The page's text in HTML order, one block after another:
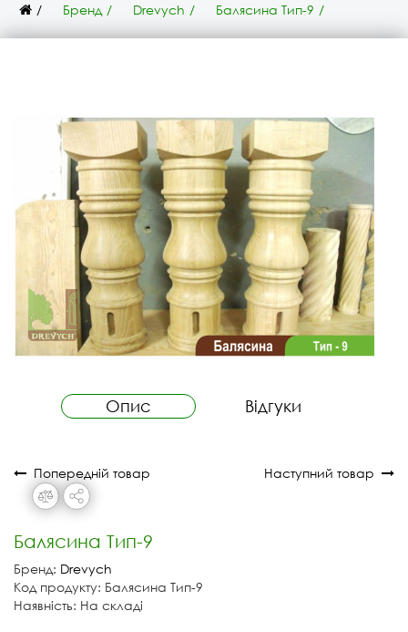
Бренд Drevych Балясина Тип-9
Опис Відгуки
Попередній товар Наступний товар
Балясина Тип-9
Бренд: Drevych
Код продукту: Балясина Тип-9
Наявність: На складі